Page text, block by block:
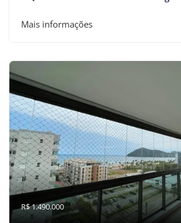
Mais informações
R$ 1.490.000